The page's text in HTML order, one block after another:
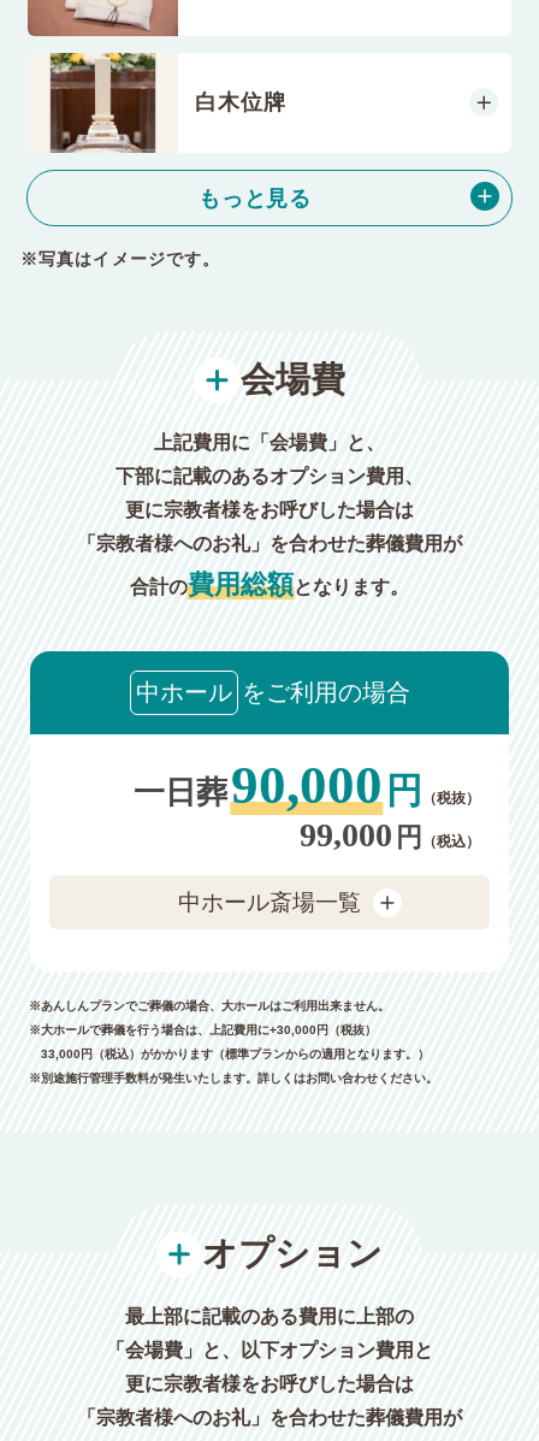
白木位牌
もっと見る
※写真はイメージです。
会場費
上記費用に「会場費」と、
下部に記載のあるオプション費用、
更に宗教者様をお呼びした場合は
「宗教者様へのお礼」を合わせた葬儀費用が
合計の費用総額となります。
中ホール をご利用の場合
一日葬90,000 円 （税抜）
99,000 円 （税込）
中ホール斎場一覧
※あんしんプランでご葬儀の場合、大ホールはご利用出来ません。
※大ホールで葬儀を行う場合は、上記費用に+30,000円（税抜）
33,000円（税込）がかかります（標準プランからの適用となります。）
※別途施行管理手数料が発生いたします。詳しくはお問い合わせください。
オプション
最上部に記載のある費用に上部の
「会場費」と、以下オプション費用と
更に宗教者様をお呼びした場合は
「宗教者様へのお礼」を合わせた葬儀費用が